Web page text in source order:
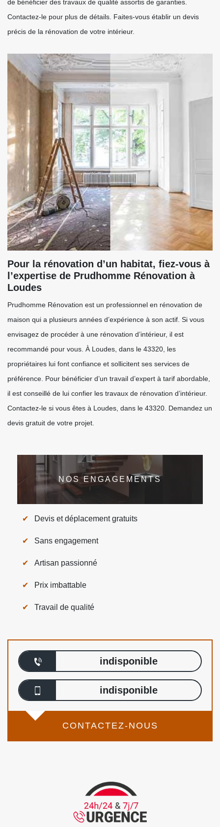
de bénéficier des travaux de qualité assortis de garanties.
Contactez-le pour plus de détails. Faites-vous établir un devis
précis de la rénovation de votre intérieur.
Pour la rénovation d’un habitat, fiez-vous à
l’expertise de Prudhomme Rénovation à
Loudes
Prudhomme Rénovation est un professionnel en rénovation de
maison qui a plusieurs années d’expérience à son actif. Si vous
envisagez de procéder à une rénovation d’intérieur, il est
recommandé pour vous. À Loudes, dans le 43320, les
propriétaires lui font confiance et sollicitent ses services de
préférence. Pour bénéficier d’un travail d’expert à tarif abordable,
il est conseillé de lui confier les travaux de rénovation d’intérieur.
Contactez-le si vous êtes à Loudes, dans le 43320. Demandez un
devis gratuit de votre projet.
NOS ENGAGEMENTS
Devis et déplacement gratuits
Sans engagement
Artisan passionné
Prix imbattable
Travail de qualité
indisponible
indisponible
CONTACTEZ-NOUS